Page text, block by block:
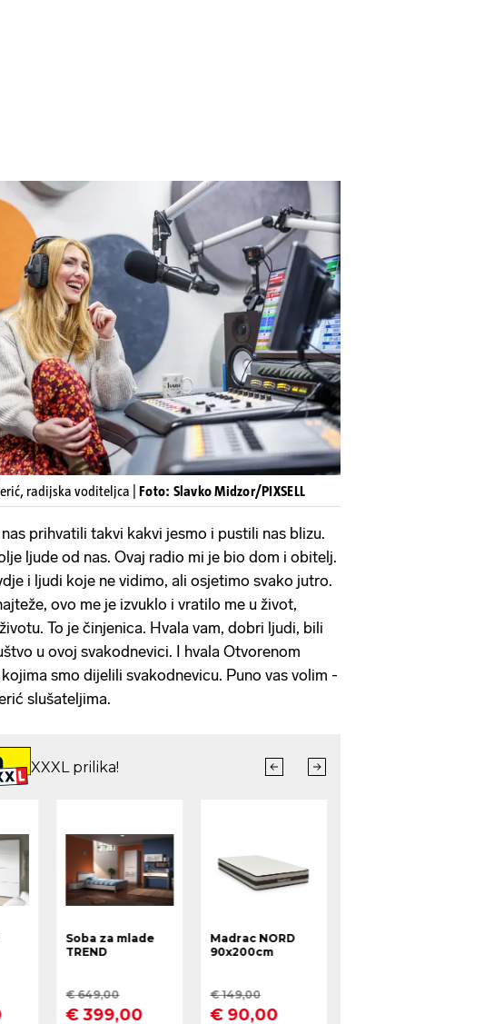
radijska voditeljca | Foto: Slavko Midzor/PIXSELL
prihvatili takvi kakvi jesmo i pustili nas blizu.
ljude od nas. Ovaj radio mi je bio dom i obitelj.
i ljudi koje ne vidimo, ali osjetimo svako jutro.
ovo me je izvuklo i vratilo me u život,
To je činjenica. Hvala vam, dobri ljudi, bili
u ovoj svakodnevici. I hvala Otvorenom
smo dijelili svakodnevicu. Puno vas volim -
slušateljima.